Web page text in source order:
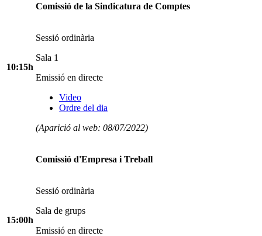
10:15h
Comissió de la Sindicatura de Comptes
Sessió ordinària
Sala 1
Emissió en directe
Video
Ordre del dia
(Aparició al web: 08/07/2022)
15:00h
Comissió d'Empresa i Treball
Sessió ordinària
Sala de grups
Emissió en directe